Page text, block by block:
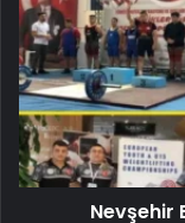
Nevşehir